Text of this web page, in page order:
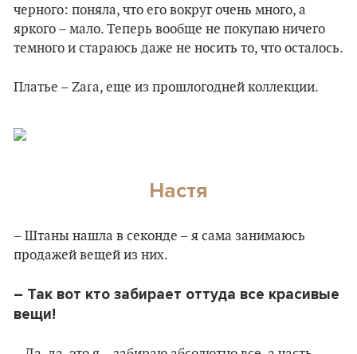
черного: поняла, что его вокруг очень много, а
яркого – мало. Теперь вообще не покупаю ничего
темного и стараюсь даже не носить то, что осталось.
Платье – Zara, еще из прошлогодней коллекции.
Настя
– Штаны нашла в секонде – я сама занимаюсь
продажей вещей из них.
– Так вот кто забирает оттуда все красивые
вещи!